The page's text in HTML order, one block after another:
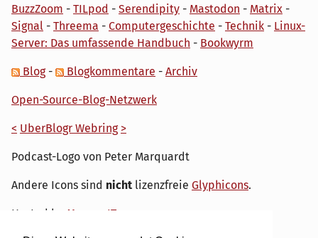
BuzzZoom - TILpod - Serendipity - Mastodon - Matrix -
Signal - Threema - Computergeschichte - Technik - Linux-
Server: Das umfassende Handbuch - Bookwyrm
Blog- Blogkommentare - Archiv
Open-Source-Blog-Netzwerk
< UberBlogr Webring >
Podcast-Logo von Peter Marquardt
Andere Icons sind nicht lizenzfreie Glyphicons.
Hosted by My own IT.